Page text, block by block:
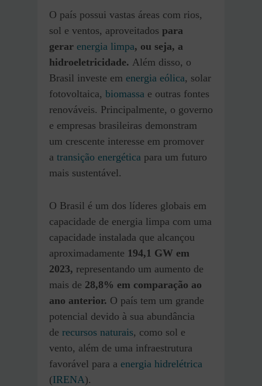
O país possui vastas áreas com rios,
sol e ventos, aproveitados para
gerar energia limpa, ou seja, a
hidroeletricidade. Além disso, o
Brasil investe em energia eólica, solar
fotovoltaica, biomassa e outras fontes
renováveis. Principalmente, o governo
e empresas brasileiras demonstram
um crescente interesse em promover
a transição energética para um futuro
mais sustentável.
O Brasil é um dos líderes globais em
capacidade de energia limpa com uma
capacidade instalada que alcançou
aproximadamente 194,1 GW em
2023, representando um aumento de
mais de 28,8% em comparação ao
ano anterior. O país tem um grande
potencial devido à sua abundância
de recursos naturais, como sol e
vento, além de uma infraestrutura
favorável para a energia hidrelétrica
(IRENA )​.